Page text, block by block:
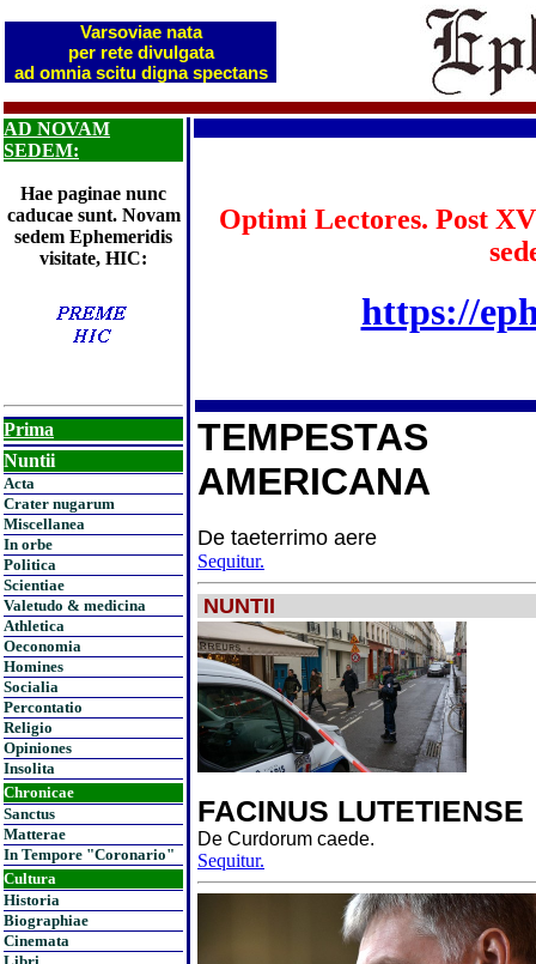
Varsoviae nata
per rete divulgata
ad omnia scitu digna spectans
AD NOVAM
SEDEM:
Hae paginae nunc
caducae sunt. Novam
sedem Ephemeridis
visitate, HIC:
Prima
Nuntii
Acta
Crater nugarum
Miscellanea
In orbe
Politica
Scientiae
Valetudo & medicina
Athletica
Oeconomia
Homines
Socialia
Percontatio
Religio
Opiniones
Insolita
Chronicae
Sanctus
Matterae
In Tempore "Coronario"
Cultura
Historia
Biographiae
Cinemata
Optimi Lectores. Post
https://
TEMPESTAS
AMERICANA
De taeterrimo aere
Sequitur.
NUNTII
FACINUS LUTETIENSE
De Curdorum caede.
Sequitur.